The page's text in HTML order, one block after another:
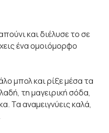
και διέλυσε το σε
ένα ομοιόμορφο
μπολ και ρίξε μέσα τα
τη μαγειρική σόδα,
Τα αναμειγνύεις καλά,